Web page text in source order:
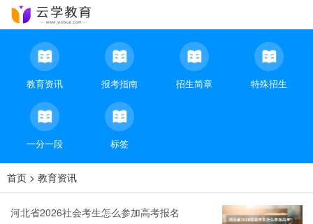
教育资讯 报考指南 招生简章 特殊招生
一分一段 标签
首页 > 教育资讯
河北省2026社会考生怎么参加高考报名